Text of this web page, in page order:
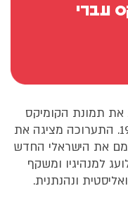
עברי
תמונת הקומיקס
שנוצר בישראל בין השנים 1975- 1995. התערוכה מציגה את
את הישראלי החדש
למנהיגיו ומשקף
ונהנתנית.